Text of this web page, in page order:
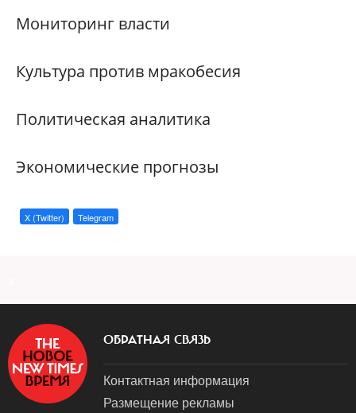
Мониторинг власти
Культура против мракобесия
Политическая аналитика
Экономические прогнозы
X (Twitter) Telegram
ОБРАТНАЯ СВЯЗЬ
Контактная информация
Размещение рекламы